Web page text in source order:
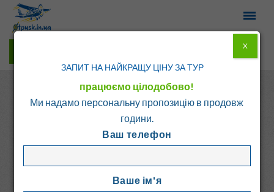
Болгарія Св. Константин і Єлена
ЗАПИТ НА НАЙКРАЩУ ЦІНУ ЗА ТУР
працюємо цілодобово!
Ми надамо персональну пропозицію в продовж
години.
Ваш телефон
Ваше ім'я
X